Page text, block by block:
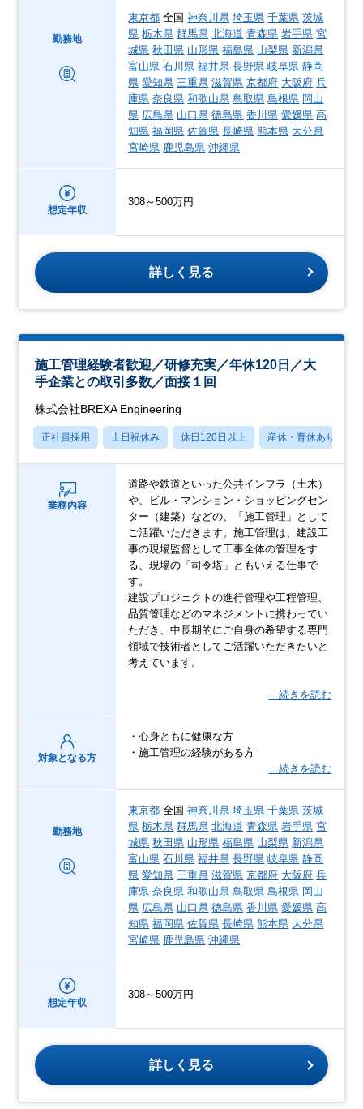
勤務地
東京都 全国神奈川県 埼玉県 千葉県 茨城
県 栃木県 群馬県 北海道 青森県 岩手県 宮
城県 秋田県 山形県 福島県 山梨県 新潟県
富山県 石川県 福井県 長野県 岐阜県 静岡
県 愛知県 三重県 滋賀県 京都府 大阪府 兵
庫県 奈良県 和歌山県 鳥取県 島根県 岡山
県 広島県 山口県 徳島県 香川県 愛媛県 高
知県 福岡県 佐賀県 長崎県 熊本県 大分県
宮崎県 鹿児島県 沖縄県
想定年収
308～500万円
詳しく見る
施工管理経験者歓迎／研修充実／年休120日／大
手企業との取引多数／面接１回
株式会社BREXA Engineering
正社員採用 土日祝休み 休日120日以上 産休・育休あり
業務内容
道路や鉄道といった公共インフラ（土木）
や、ビル・マンション・ショッピングセン
ター（建築）などの、「施工管理」として
ご活躍いただきます。施工管理は、建設工
事の現場監督として工事全体の管理をす
る、現場の「司令塔」ともいえる仕事で
す。
建設プロジェクトの進行管理や工程管理、
品質管理などのマネジメントに携わってい
ただき、中長期的にご自身の希望する専門
領域で技術者としてご活躍いただきたいと
考えています。
…続きを読む
対象となる方
・心身ともに健康な方
・施工管理の経験がある方
…続きを読む
勤務地
東京都 全国神奈川県 埼玉県 千葉県 茨城
県 栃木県 群馬県 北海道 青森県 岩手県 宮
城県 秋田県 山形県 福島県 山梨県 新潟県
富山県 石川県 福井県 長野県 岐阜県 静岡
県 愛知県 三重県 滋賀県 京都府 大阪府 兵
庫県 奈良県 和歌山県 鳥取県 島根県 岡山
県 広島県 山口県 徳島県 香川県 愛媛県 高
知県 福岡県 佐賀県 長崎県 熊本県 大分県
宮崎県 鹿児島県 沖縄県
想定年収
308～500万円
詳しく見る